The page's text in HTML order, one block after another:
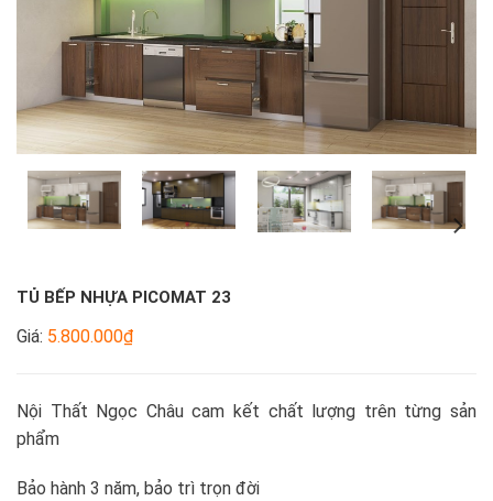
TỦ BẾP NHỰA PICOMAT 23
Giá: 5.800.000₫
Nội Thất Ngọc Châu cam kết chất lượng trên từng sản
phẩm
Bảo hành 3 năm, bảo trì trọn đời